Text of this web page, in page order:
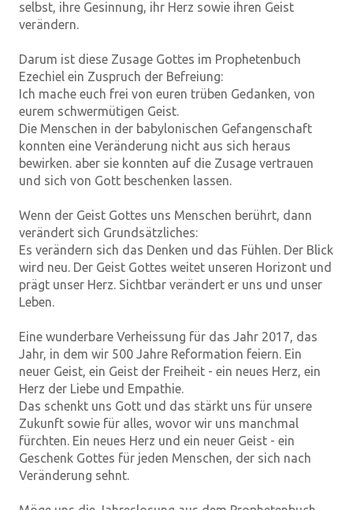
selbst, ihre Gesinnung, ihr Herz sowie ihren Geist
verändern.
Darum ist diese Zusage Gottes im Prophetenbuch
Ezechiel ein Zuspruch der Befreiung:
Ich mache euch frei von euren trüben Gedanken, von
eurem schwermütigen Geist.
Die Menschen in der babylonischen Gefangenschaft
konnten eine Veränderung nicht aus sich heraus
bewirken. aber sie konnten auf die Zusage vertrauen
und sich von Gott beschenken lassen.
Wenn der Geist Gottes uns Menschen berührt, dann
verändert sich Grundsätzliches:
Es verändern sich das Denken und das Fühlen. Der Blick
wird neu. Der Geist Gottes weitet unseren Horizont und
prägt unser Herz. Sichtbar verändert er uns und unser
Leben.
Eine wunderbare Verheissung für das Jahr 2017, das
Jahr, in dem wir 500 Jahre Reformation feiern. Ein
neuer Geist, ein Geist der Freiheit - ein neues Herz, ein
Herz der Liebe und Empathie.
Das schenkt uns Gott und das stärkt uns für unsere
Zukunft sowie für alles, wovor wir uns manchmal
fürchten. Ein neues Herz und ein neuer Geist - ein
Geschenk Gottes für jeden Menschen, der sich nach
Veränderung sehnt.